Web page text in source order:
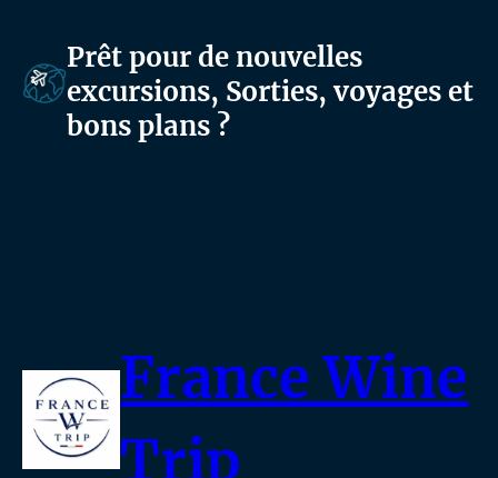
Prêt pour de nouvelles
excursions, Sorties, voyages et
bons plans ?
France Wine
Trip